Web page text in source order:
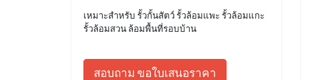
เหมาะสำหรับ รั้วกั้นสัตว์ รั้วล้อมแพะ รั้วล้อมแกะ
รั้วล้อมสวน ล้อมพื้นที่รอบบ้าน
สอบถาม ขอใบเสนอราคา